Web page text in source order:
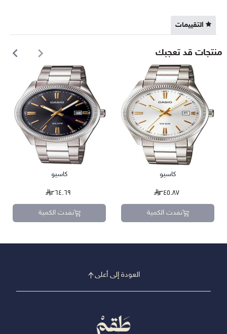
التقييمات
منتجات قد تعجبك
كاسيو
٣٤٥.٨٧
نفدت الكمية
كاسيو
٢٦٤.٦٩
نفدت الكمية
العودة إلى أعلى